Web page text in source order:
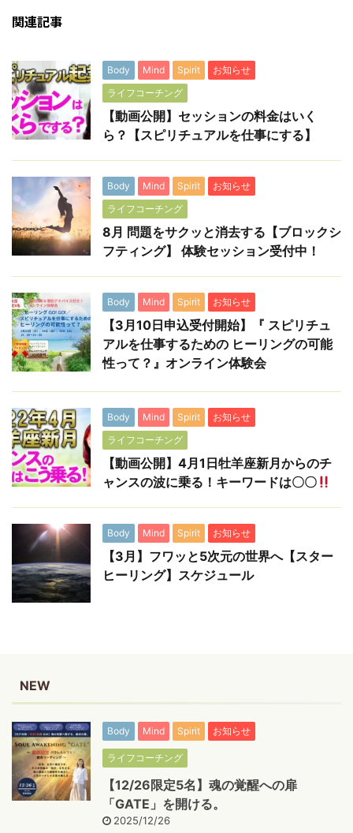
関連記事
Body Mind Spirit
お知らせ
ライフコーチング
【動画公開】セッションの料金はいく
ら？【スピリチュアルを仕事にする】
Body Mind Spirit
お知らせ
ライフコーチング
8月 問題をサクッと消去する【ブロックシ
フティング】 体験セッション受付中！
Body Mind Spirit お知らせ
【3月10日申込受付開始】『 スピリチュ
アルを仕事するための ヒーリングの可能
性って？』オンライン体験会
Body Mind Spirit
お知らせ
ライフコーチング
【動画公開】4月1日牡羊座新月からのチ
ャンスの波に乗る！キーワードは〇〇
Body Mind Spirit お知らせ
【3月】フワッと5次元の世界へ【スター
ヒーリング】スケジュール
NEW
Body Mind Spirit お知らせ
ライフコーチング
【12/26限定5名】魂の覚醒への扉
「GATE」を開ける。
2025/12/26